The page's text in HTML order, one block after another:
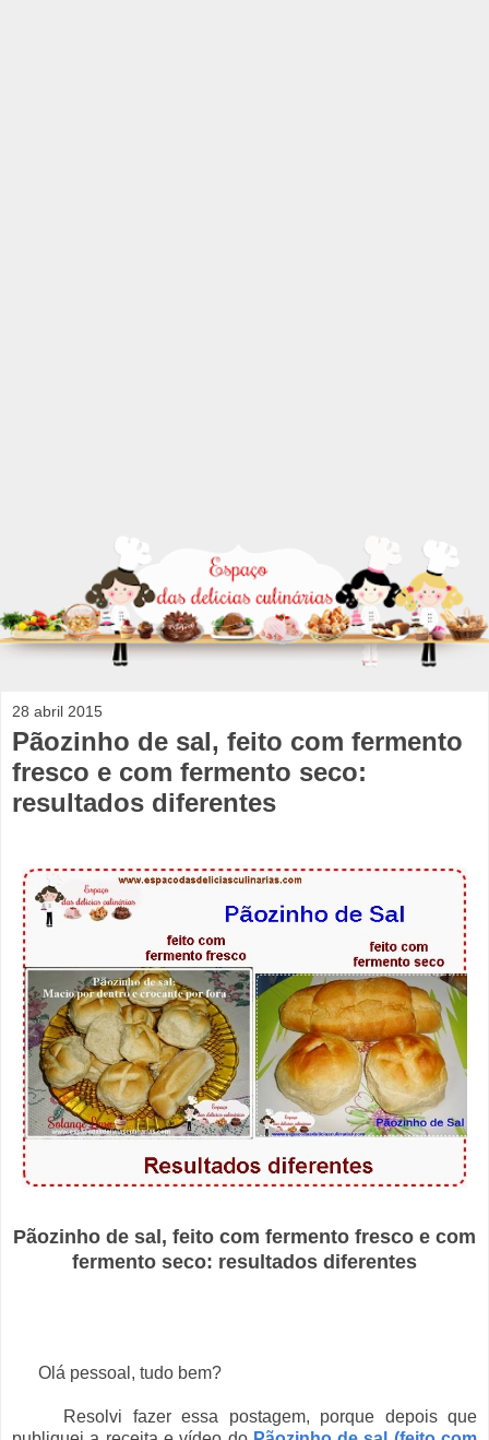
28 abril 2015
Pãozinho de sal, feito com fermento
fresco e com fermento seco:
resultados diferentes
Pãozinho de sal, feito com fermento fresco e com
fermento seco: resultados diferentes
Olá pessoal, tudo bem?
Resolvi fazer essa postagem, porque depois que